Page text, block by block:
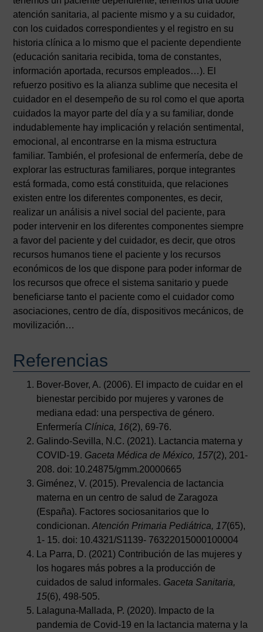
atención sanitaria, al paciente mismo y a su cuidador,
con los cuidados correspondientes y el registro en su
historia clínica a lo mismo que el paciente dependiente
(educación sanitaria recibida, toma de constantes,
información aportada, recursos empleados…). El
refuerzo positivo es la alianza sublime que necesita el
cuidador en el desempeño de su rol como el que aporta
cuidados la mayor parte del día y a su familiar, donde
indudablemente hay implicación y relación sentimental,
emocional, al encontrarse en la misma estructura
familiar. También, el profesional de enfermería, debe de
explorar las estructuras familiares, porque integrantes
está formada, como está constituida, que relaciones
existen entre los diferentes componentes, es decir,
realizar un análisis a nivel social del paciente, para
poder intervenir en los diferentes componentes siempre
a favor del paciente y del cuidador, es decir, que otros
recursos humanos tiene el paciente y los recursos
económicos de los que dispone para poder informar de
los recursos que ofrece el sistema sanitario y puede
beneficiarse tanto el paciente como el cuidador como
asociaciones, centro de día, dispositivos mecánicos, de
movilización…
Referencias
Bover-Bover, A. (2006). El impacto de cuidar en el
bienestar percibido por mujeres y varones de
mediana edad: una perspectiva de género.
Enfermería Clínica, 16(2), 69-76.
Galindo-Sevilla, N.C. (2021). Lactancia materna y
COVID-19. Gaceta Médica de México, 157(2), 201-
208. doi: 10.24875/gmm.20000665
Giménez, V. (2015). Prevalencia de lactancia
materna en un centro de salud de Zaragoza
(España). Factores sociosanitarios que lo
condicionan.Atención Primaria Pediátrica, 17(65),
1- 15. doi: 10.4321/S1139- 76322015000100004
La Parra, D. (2021) Contribución de las mujeres y
los hogares más pobres a la producción de
cuidados de salud informales. Gaceta Sanitaria,
15(6), 498-505.
Lalaguna-Mallada, P. (2020). Impacto de la
pandemia de Covid-19 en la lactancia materna y la